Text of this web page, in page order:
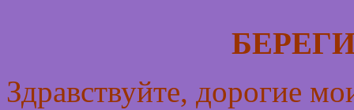
Здравствуйте, дорогие